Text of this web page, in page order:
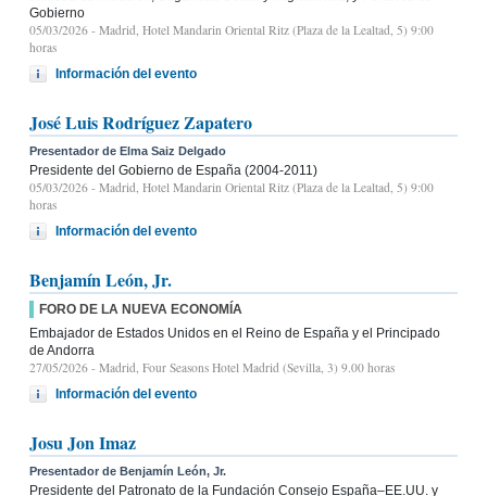
Gobierno
05/03/2026 - Madrid, Hotel Mandarin Oriental Ritz (Plaza de la Lealtad, 5) 9:00
horas
Información del evento
José Luis Rodríguez Zapatero
Presentador de Elma Saiz Delgado
Presidente del Gobierno de España (2004-2011)
05/03/2026 - Madrid, Hotel Mandarin Oriental Ritz (Plaza de la Lealtad, 5) 9:00
horas
Información del evento
Benjamín León, Jr.
FORO DE LA NUEVA ECONOMÍA
Embajador de Estados Unidos en el Reino de España y el Principado
de Andorra
27/05/2026 - Madrid, Four Seasons Hotel Madrid (Sevilla, 3) 9.00 horas
Información del evento
Josu Jon Imaz
Presentador de Benjamín León, Jr.
Presidente del Patronato de la Fundación Consejo España–EE.UU. y